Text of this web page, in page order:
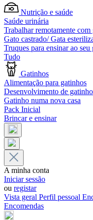
Nutrição e saúde
Saúde urinária
Trabalhar remotamente com
Gato castrado/ Gata
Truques para ensinar ao seu
Tudo
Gatinhos
Alimentação para gatinhos
Desenvolvimento de
Gatinho numa nova casa
Pack Inicial
Brincar e ensinar
A minha conta
Iniciar sessão
ou registar
Vista geral Perfil pessoal
Encomendas